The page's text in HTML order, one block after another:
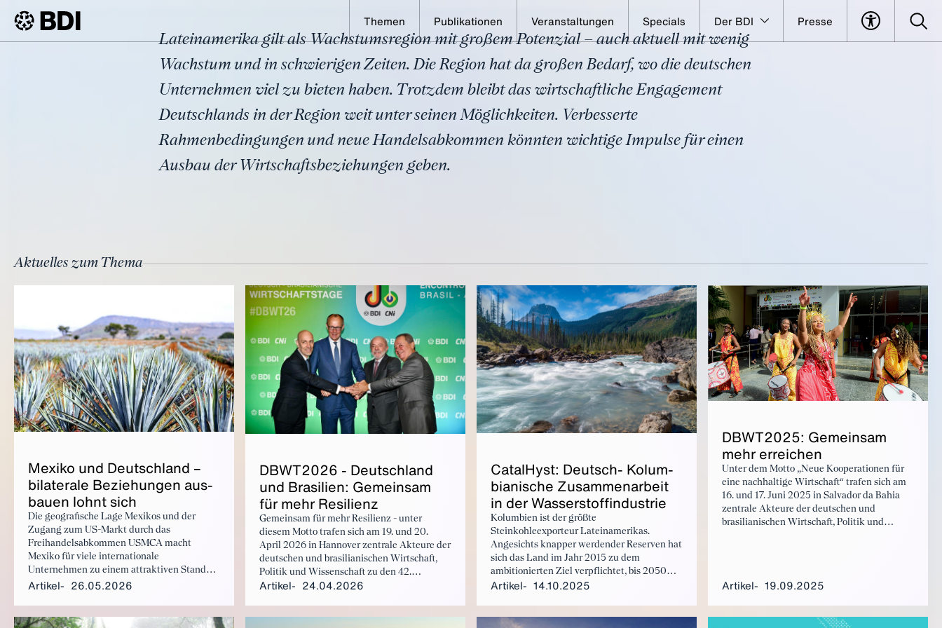
Themen Publikationen Veranstaltungen Specials Der BDI Presse
Thema
Lateinamerika
Lateinamerika gilt als Wachstumsregion mit großem Potenzial – auch aktuell mit wenig
Wachstum und in schwierigen Zeiten. Die Region hat da großen Bedarf, wo die deutschen
Unternehmen viel zu bieten haben. Trotzdem bleibt das wirtschaftliche Engagement
Deutschlands in der Region weit unter seinen Möglichkeiten. Verbesserte
Rahmenbedingungen und neue Handelsabkommen könnten wichtige Impulse für einen
Ausbau der Wirtschaftsbeziehungen geben.
Aktuelles zum Thema
Me­xi­ko und Deutsch­land –
bi­la­te­ra­le Be­zie­hun­gen aus­
bau­en lohnt sich
Die geografische Lage Mexikos und der
Zugang zum US-Markt durch das
Freihandelsabkommen USMCA macht
Mexiko für viele internationale
Unternehmen zu einem attraktiven Standort.
Weiterhin bietet das Land politische
ein gutes Ausbildungsniveau in technischen
Artikel 26.05.2026
DBWT2026 - Deutsch­land
und Bra­si­li­en: Ge­mein­sam
für mehr Re­si­li­enz
Gemeinsam für mehr Resilienz - unter
diesem Motto trafen sich am 19. und 20.
April 2026 in Hannover zentrale Akteure der
deutschen und brasilianischen Wirtschaft,
Politik und Wissenschaft zu den 42.
Deutsch-Brasilianischen Wirtschaftstagen.
Artikel 24.04.2026
Ca­tal­Hyst: Deutsch- Ko­lum­
bia­ni­sche Zu­sam­men­ar­beit
in der Was­ser­stoff­in­dus­trie
Kolumbien ist der größte
Steinkohleexporteur Lateinamerikas.
Angesichts knapper werdender Reserven hat
sich das Land im Jahr 2015 zu dem
ambitionierten Ziel verpflichtet, bis 2050
Klimaneutralität zu erreichen und bis 2030
Wasserstoff und Derivaten könnte einen
Artikel 14.10.2025
DBWT2025: Ge­mein­sam
mehr er­rei­chen
Unter dem Motto „Neue Kooperationen für
eine nachhaltige Wirtschaft“ trafen sich am
16. und 17. Juni 2025 in Salvador da Bahia
zentrale Akteure der deutschen und
brasilianischen Wirtschaft, Politik und
Artikel 19.09.2025